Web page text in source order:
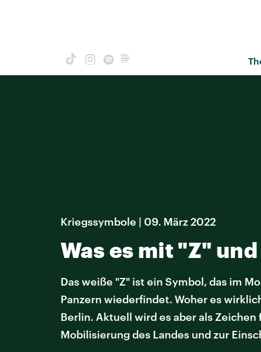
Kriegssymbole | 09. März 2022
Was es mit "Z"
Das weiße "Z" ist ein Symbol, das im
Panzern wiederfindet. Woher es
Berlin. Aktuell wird es aber als
Mobilisierung des Landes und zur